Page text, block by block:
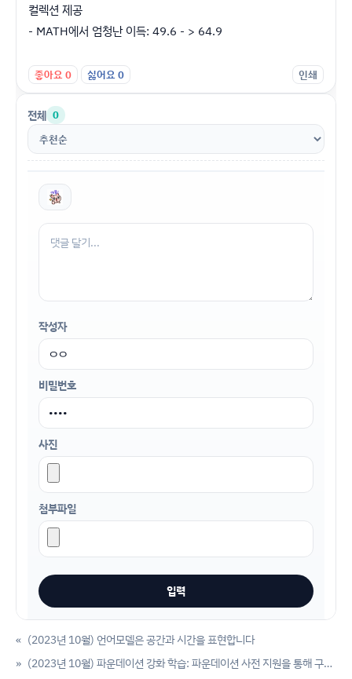
컬렉션 제공
- MATH에서 엄청난 이득: 49.6 - > 64.9
좋아요0 싫어요0 인쇄
전체 0
작성자
비밀번호
사진
첨부파일
« (2023년 10월) 언어모델은 공간과 시간을 표현합니다
(2023년 10월) 파운데이션 강화 학습: 파운데이션 사전 지원을 통해 구체화된 일반 요원을 향함
»